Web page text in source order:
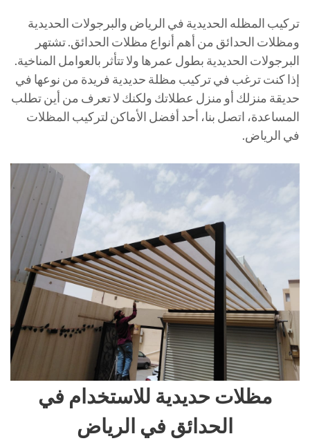
تركيب المظله الحديدية في الرياض والبرجولات الحديدية
ومظلات الحدائق من أهم أنواع مظلات الحدائق. تشتهر
البرجولات الحديدية بطول عمرها ولا تتأثر بالعوامل المناخية.
إذا كنت ترغب في تركيب مظلة حديدية فريدة من نوعها في
حديقة منزلك أو منزل عطلاتك ولكنك لا تعرف من أين تطلب
المساعدة، اتصل بنا، أحد أفضل الأماكن لتركيب المظلات
في الرياض.
مظلات حديدية للاستخدام في
الحدائق في الرياض